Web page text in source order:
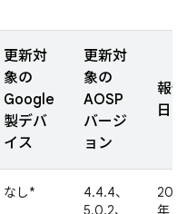
更新対
象の
Google
製デバ
イス
更新対
象の
AOSP
バージ
ョン
報告
日
なし*
4.4.4、
5.0.2、
2014
年 5